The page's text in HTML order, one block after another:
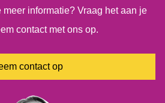
informatie? Vraag het aan je
contact met ons op.
contact op